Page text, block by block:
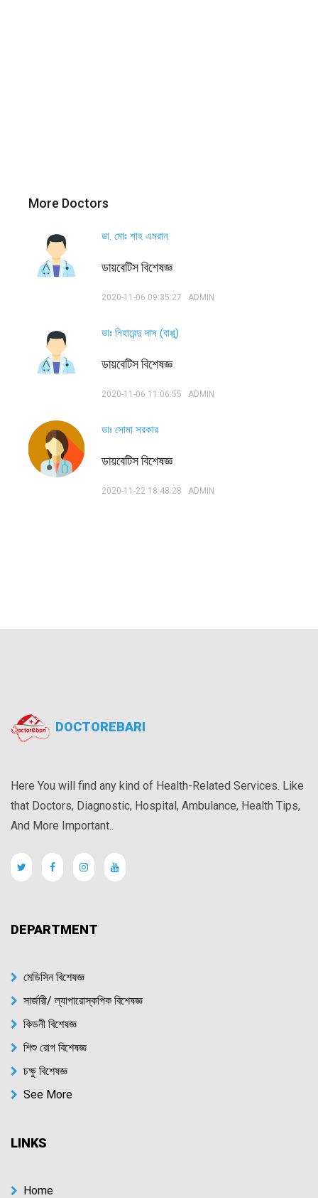
More Doctors
ডা. মোঃ শাহ এমরান
ডায়বেটিস বিশেষজ্ঞ
2020-11-06 09:35:27 ADMIN
ডাঃ নিহারেন্দু দাস (বাপ্পু)
ডায়বেটিস বিশেষজ্ঞ
2020-11-06 11:06:55 ADMIN
ডাঃ সোমা সরকার
ডায়বেটিস বিশেষজ্ঞ
2020-11-22 18:48:28 ADMIN
DOCTOREBARI
Here You will find any kind of Health-Related Services. Like
that Doctors, Diagnostic, Hospital, Ambulance, Health Tips,
And More Important..
DEPARTMENT
মেডিসিন বিশেষজ্ঞ
সার্জারী/ ল্যাপারোস্কপিক বিশেষজ্ঞ
কিডনী বিশেষজ্ঞ
শিশু রোগ বিশেষজ্ঞ
চক্ষু বিশেষজ্ঞ
See More
LINKS
Home